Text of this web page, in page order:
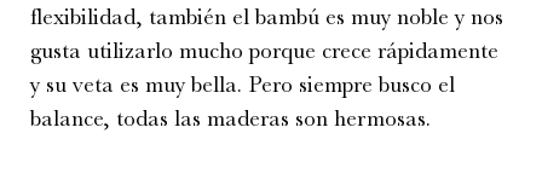
flexibilidad, también el bambú es muy noble y nos
gusta utilizarlo mucho porque crece rápidamente
y su veta es muy bella. Pero siempre busco el
balance, todas las maderas son hermosas.